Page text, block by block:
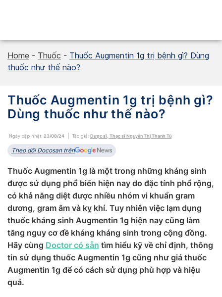
Home - Thuốc - Thuốc Augmentin 1g trị bệnh gì? Dùng
thuốc như thế nào?
Thuốc Augmentin 1g trị bệnh gì?
Dùng thuốc như thế nào?
Ngày cập nhật: 23/08/24 Tác giả: Dược sĩ, Thạc sĩ Nguyễn Thị Thanh Tú
Theo dõi Docosan trên
Thuốc Augmentin 1g là một trong những kháng sinh
được sử dụng phổ biến hiện nay do đặc tính phổ rộng,
có khả năng diệt được nhiều nhóm vi khuẩn gram
dương, gram âm và kỵ khí. Tuy nhiên việc lạm dụng
thuốc kháng sinh Augmentin 1g hiện nay cũng làm
tăng nguy cơ đề kháng kháng sinh trong cộng đồng.
Hãy cùng Doctor có sẵn tìm hiểu kỹ về chỉ định, thông
tin sử dụng thuốc Augmentin 1g cũng như giá thuốc
Augmentin 1g để có cách sử dụng phù hợp và hiệu
quả.